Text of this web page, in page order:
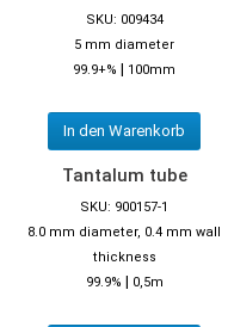
SKU: 009434
5 mm diameter
99.9+% | 100mm
In den Warenkorb
Tantalum tube
SKU: 900157-1
8.0 mm diameter, 0.4 mm wall
thickness
99.9% | 0,5m